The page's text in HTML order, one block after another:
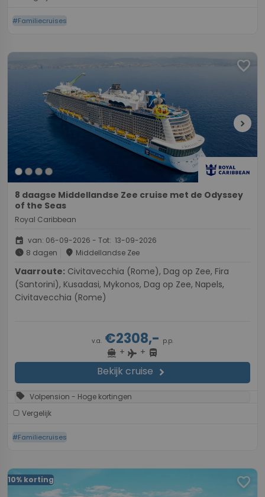
#Familiecruises
favorite
chevron_right
8 daagse Middellandse Zee cruise met de Odyssey
of the Seas
Royal Caribbean
event van: 06-09-2026 - Tot: 13-09-2026
schedule 8 dagen place Middellandse Zee
Vaarroute:
(Santorini), Kusadasi, Mykonos, Dag op Zee, Napels,
Civitavecchia (Rome)
v.a. €2308,- p.p.
directions_boat + flight + directions_bus
Bekijk cruise chevron_right
sell Volpension - Hoge kortingen
Vergelijk
#Familiecruises
10% korting favorite